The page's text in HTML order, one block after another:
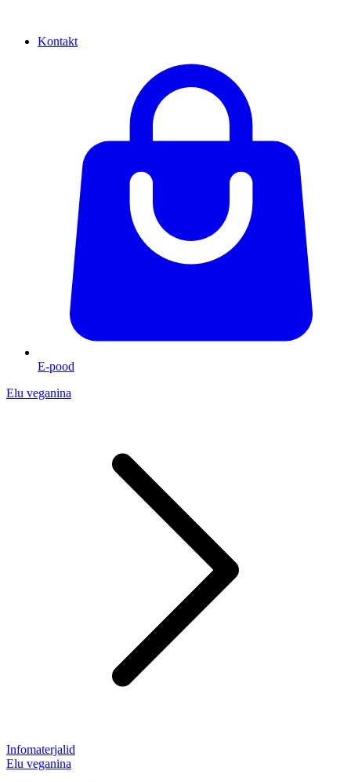
Kontakt
E-pood
Elu veganina
Infomaterjalid
Elu veganina